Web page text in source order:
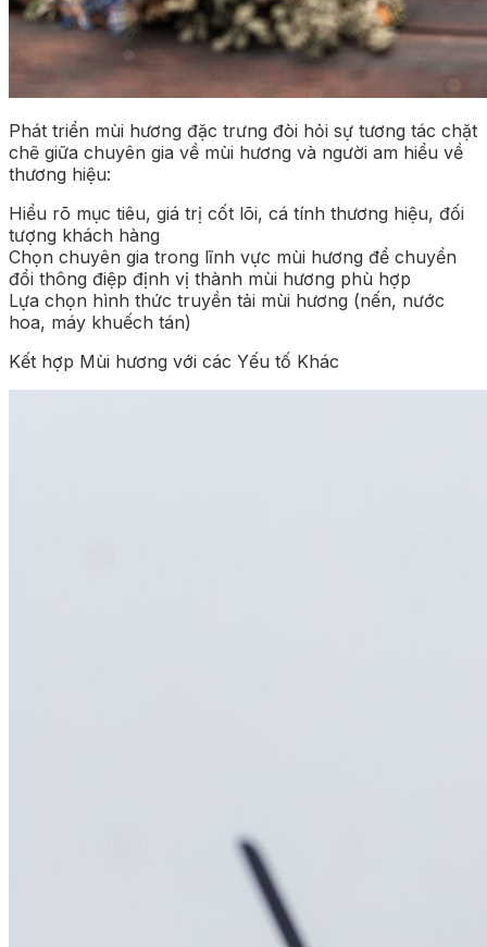
Phát triển mùi hương đặc trưng đòi hỏi sự tương tác chặt
chẽ giữa chuyên gia về mùi hương và người am hiểu về
thương hiệu:
Hiểu rõ mục tiêu, giá trị cốt lõi, cá tính thương hiệu, đối
tượng khách hàng
Chọn chuyên gia trong lĩnh vực mùi hương để chuyển
đổi thông điệp định vị thành mùi hương phù hợp
Lựa chọn hình thức truyền tải mùi hương (nến, nước
hoa, máy khuếch tán)
Kết hợp Mùi hương với các Yếu tố Khác